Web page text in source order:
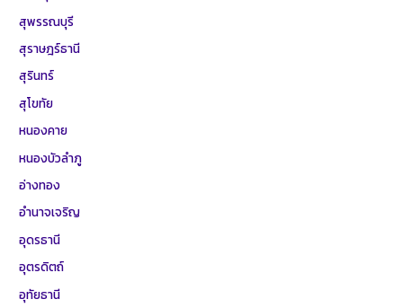
สุพรรณบุรี
สุราษฎร์ธานี
สุรินทร์
สุโขทัย
หนองคาย
หนองบัวลำภู
อ่างทอง
อำนาจเจริญ
อุดรธานี
อุตรดิตถ์
อุทัยธานี